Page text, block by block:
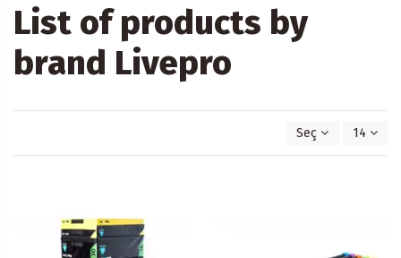
List of products by
brand Livepro
Seç 14